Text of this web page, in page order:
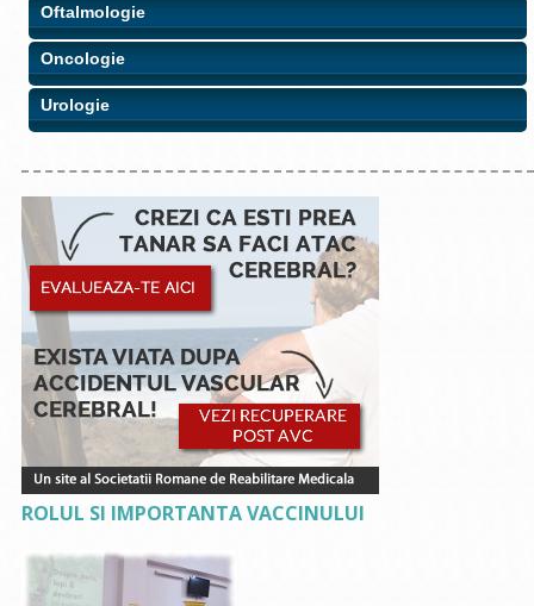
Oftalmologie
Oncologie
Urologie
ROLUL SI IMPORTANTA VACCINULUI